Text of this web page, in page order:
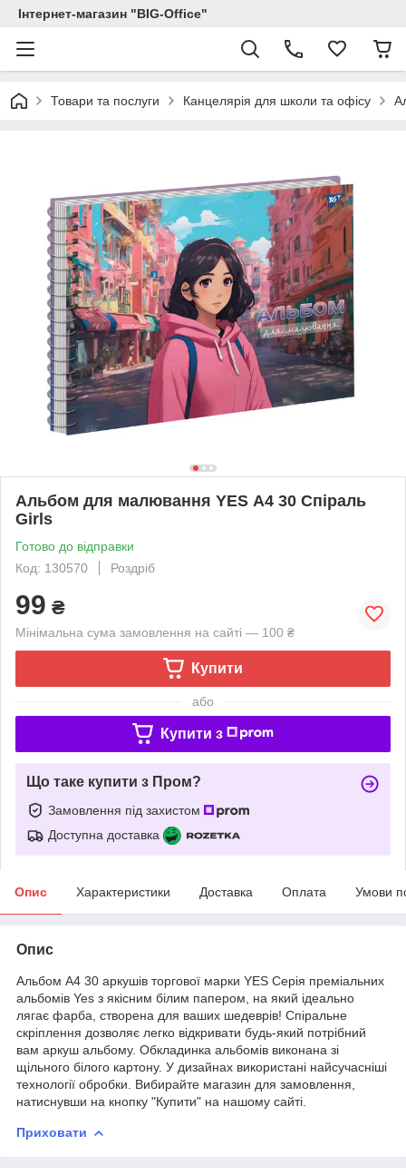
Інтернет-магазин "BIG-Office"
Товари та послуги Канцелярія для школи та офісу
Альбом для малювання YES А4 30 Спіраль
Girls
Готово до відправки
Код: 130570
Роздріб
99 ₴
Мінімальна сума замовлення на сайті — 100 ₴
Купити
або
Купити з
Що таке купити з Пром?
Замовлення під захистом
Доступна доставка
Опис Характеристики Доставка Оплата Умови
Опис
Альбом А4 30 аркушів торгової марки YES Серія преміальних
альбомів Yes з якісним білим папером, на який ідеально
лягає фарба, створена для ваших шедеврів! Спіральне
скріплення дозволяє легко відкривати будь-який потрібний
вам аркуш альбому. Обкладинка альбомів виконана зі
щільного білого картону. У дизайнах використані найсучасніші
технології обробки. Вибирайте магазин для замовлення,
натиснувши на кнопку "Купити" на нашому сайті.
Приховати